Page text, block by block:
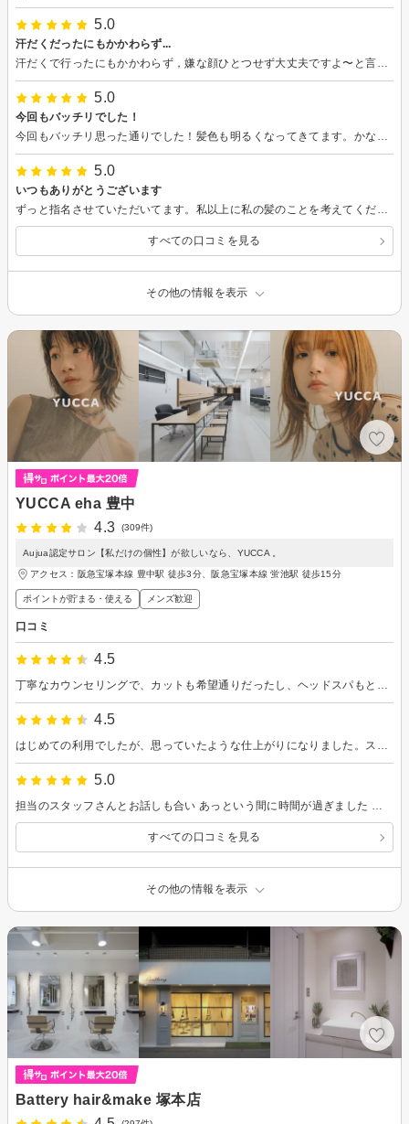
5.0
汗だくだったにもかかわらず...
汗だくで行ったにもかかわらず，嫌な顔ひとつせず大丈夫ですよ〜と言ってくださいました。あの一言で緊張が解けました。 自分の髪の悩みを聞いてくれて，それに対する的確かつ辛口なアドバイス...とても刺さりました。分かりやすい説明とにこやかな対応で，なるほど!と思う事ばかりでした。そしてよかれと思って今までやっていた事が全くの逆効果...萎えました。 でも!今回色々教えていただいた事で今まで悪戦苦闘していた毛量とも良い関係が築けそうです。 唯一の心残りは，オススメのオイルを買って帰らなかった事です。 結果:大満足です。 ありがとうございました。
5.0
今回もバッチリでした！
今回もバッチリ思った通りでした！髪色も明るくなってきてます。かなり気に入ってるのでしばらくこの髪型でいきます。次回もよろしくお願いします！
5.0
いつもありがとうございます
ずっと指名させていただいてます。私以上に私の髪のことを考えてくださるので、とても安心してお任せできます。
すべての口コミを見る
その他の情報を表示
YUCCA eha 豊中
4.3
(309件)
Aujua認定サロン【私だけの個性】が欲しいなら、YUCCA 。
アクセス：阪急宝塚本線 豊中駅 徒歩3分、阪急宝塚本線 蛍池駅 徒歩15分
ポイントが貯まる・使える メンズ歓迎
口コミ
4.5
丁寧なカウンセリングで、カットも希望通りだったし、ヘッドスパもとても良かったです。お手入れの仕方も詳しく教えてもらえました。 ぜひ、次回は短めの髪型をお願いしたいと思います。
4.5
はじめての利用でしたが、思っていたような仕上がりになりました。スッキリしたビジネスでも違和感のないスタイルです。
5.0
担当のスタッフさんとお話しも合い あっという間に時間が過ぎました カラーの色もなりたい色に寄り添って頂いて 綺麗に染めて頂きました トリートメントもすごく良くて 帰ってからも手触りもすごく良くて 行って良かったと思いました。 またよろしくお願いします。
すべての口コミを見る
その他の情報を表示
Battery hair&make 塚本店